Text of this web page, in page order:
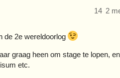
2
14
de 2e wereldoorlog
graag heen om stage te lopen,
etc.